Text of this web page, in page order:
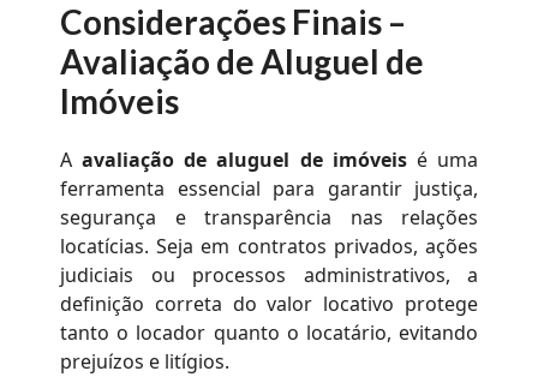
Considerações Finais –
Avaliação de Aluguel de
Imóveis
Aavaliação de aluguel de imóveisé uma
ferramenta essencial para garantir justiça,
segurança e transparência nas relações
locatícias. Seja em contratos privados, ações
judiciais ou processos administrativos, a
definição correta do valor locativo protege
tanto o locador quanto o locatário, evitando
prejuízos e litígios.